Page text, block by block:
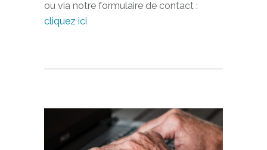
ou via notre formulaire de contact :